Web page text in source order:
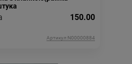
150.00
Артикул:N00000884